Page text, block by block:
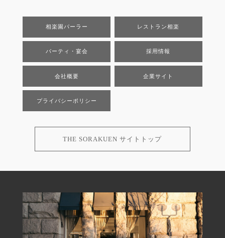
相楽園パーラー レストラン相楽
パーティ・宴会 採用情報
会社概要 企業サイト
プライバシーポリシー
THE SORAKUEN サイトトップ